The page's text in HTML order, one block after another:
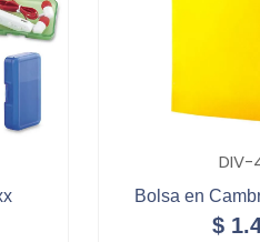
DIV-
Bolsa en
$